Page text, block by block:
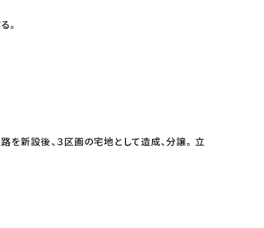
。
新設後、３区画の宅地として造成、分譲。 立